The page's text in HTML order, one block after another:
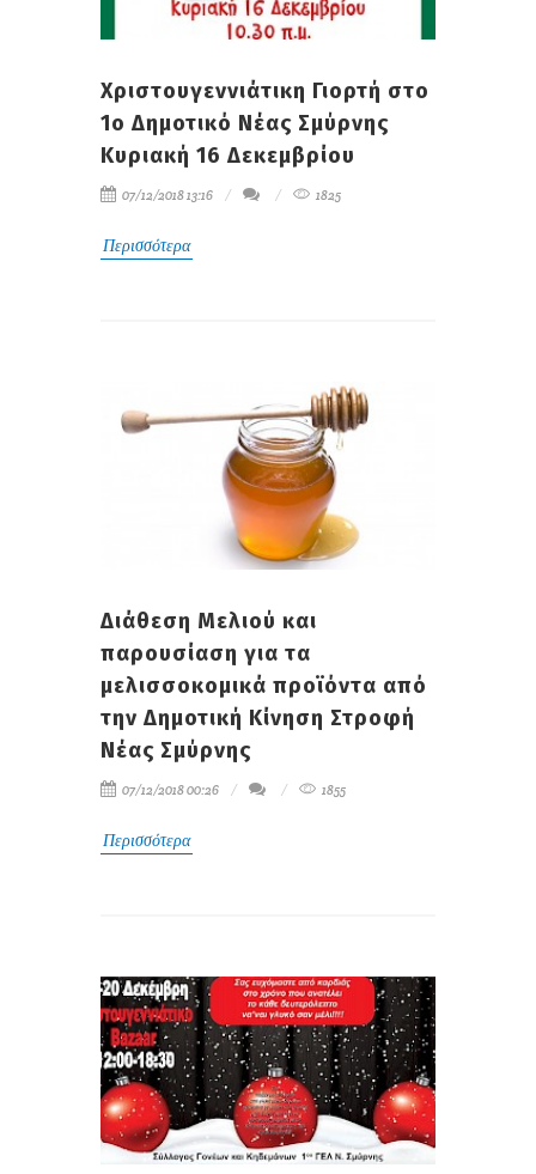
Χριστουγεννιάτικη Γιορτή στο
1ο Δημοτικό Νέας Σμύρνης
Κυριακή 16 Δεκεμβρίου
07/12/2018 13:16 1825
Περισσότερα
Διάθεση Μελιού και
παρουσίαση για τα
μελισσοκομικά προϊόντα από
την Δημοτική Κίνηση Στροφή
Νέας Σμύρνης
07/12/2018 00:26 1855
Περισσότερα